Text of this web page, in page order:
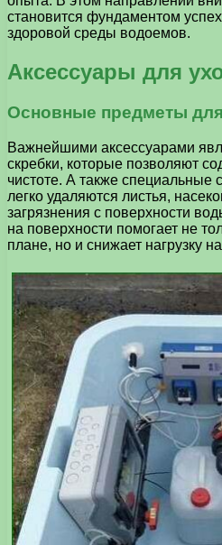
становится фундаментом
здоровой среды водоемов.
Аксессуары для
Основные предметы
Важнейшими аксессуарами
скребки, которые позволяют
чистоте. А также специальные
легко удаляются листья,
загрязнения с поверхности
на поверхности помогает не
плане, но и снижает нагрузку